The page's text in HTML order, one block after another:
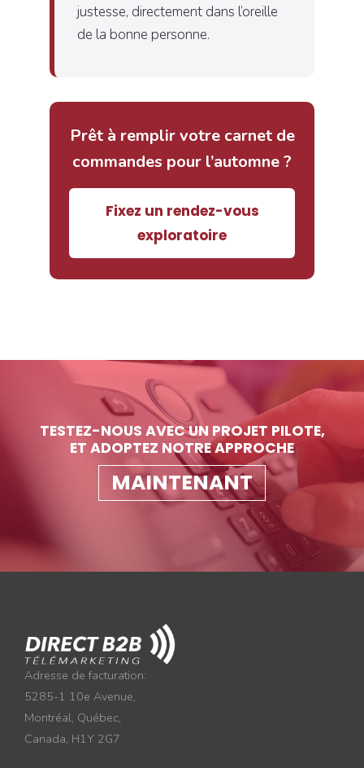
justesse, directement dans l’oreille
de la bonne personne.
Prêt à remplir votre carnet de
commandes pour l’automne ?
Fixez un rendez-vous
exploratoire
TESTEZ-NOUS AVEC UN PROJET PILOTE,
ET ADOPTEZ NOTRE APPROCHE
MAINTENANT
Adresse de facturation:
5285-1 10e Avenue,
Montréal, Québec,
Canada, H1Y 2G7